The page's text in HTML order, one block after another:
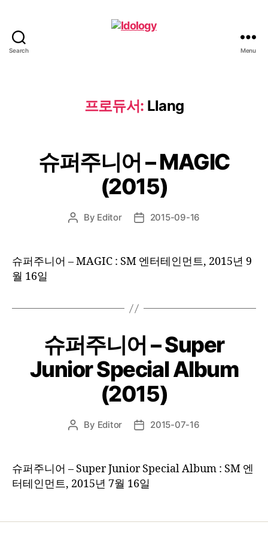
Search Menu
프로듀서: Llang
슈퍼주니어 – MAGIC
(2015)
Post
By Editor
Post2015-09-16
슈퍼주니어 – MAGIC : SM 엔터테인먼트, 2015년 9
월 16일
슈퍼주니어 – Super
Junior Special Album
(2015)
Post
By Editor
Post2015-07-16
슈퍼주니어 – Super Junior Special Album : SM 엔
터테인먼트, 2015년 7월 16일